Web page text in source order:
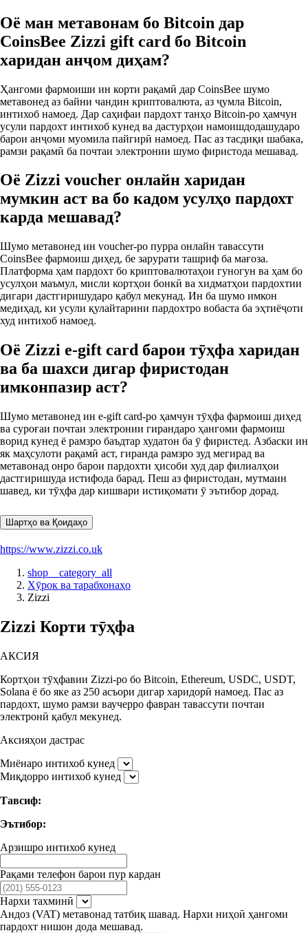
Оё ман метавонам бо Bitcoin дар
CoinsBee Zizzi gift card бо Bitcoin
харидан анҷом диҳам?
Ҳангоми фармоиши ин корти рақамӣ дар CoinsBee шумо
метавонед аз байни чандин криптовалюта, аз ҷумла Bitcoin,
интихоб намоед. Дар саҳифаи пардохт танҳо Bitcoin‑ро ҳамчун
усули пардохт интихоб кунед ва дастурҳои намоишдодашударо
барои анҷоми муомила пайгирӣ намоед. Пас аз тасдиқи шабака,
рамзи рақамӣ ба почтаи электронии шумо фиристода мешавад.
Оё Zizzi voucher онлайн харидан
мумкин аст ва бо кадом усулҳо пардохт
карда мешавад?
Шумо метавонед ин voucher‑ро пурра онлайн тавассути
CoinsBee фармоиш диҳед, бе зарурати ташриф ба мағоза.
Платформа ҳам пардохт бо криптовалютаҳои гуногун ва ҳам бо
усулҳои маъмул, мисли кортҳои бонкӣ ва хидматҳои пардохтии
дигари дастгиришударо қабул мекунад. Ин ба шумо имкон
медиҳад, ки усули қулайтарини пардохтро вобаста ба эҳтиёҷоти
худ интихоб намоед.
Оё Zizzi e‑gift card барои тӯҳфа харидан
ва ба шахси дигар фиристодан
имконпазир аст?
Шумо метавонед ин e‑gift card‑ро ҳамчун тӯҳфа фармоиш диҳед
ва суроғаи почтаи электронии гирандаро ҳангоми фармоиш
ворид кунед ё рамзро баъдтар худатон ба ӯ фиристед. Азбаски ин
як маҳсулоти рақамӣ аст, гиранда рамзро зуд мегирад ва
метавонад онро барои пардохти ҳисоби худ дар филиалҳои
дастгиришуда истифода барад. Пеш аз фиристодан, мутмаин
шавед, ки тӯҳфа дар кишвари истиқомати ӯ эътибор дорад.
Шартҳо ва Қоидаҳо
https://www.zizzi.co.uk
shop__category_all
Хӯрок ва тарабхонаҳо
Zizzi
Zizzi Корти тӯҳфа
АКСИЯ
Кортҳои тӯҳфавии Zizzi-ро бо Bitcoin, Ethereum, USDC, USDT,
Solana ё бо яке аз 250 асъори дигар харидорӣ намоед. Пас аз
пардохт, шумо рамзи ваучерро фавран тавассути почтаи
электронӣ қабул мекунед.
Аксияҳои дастрас
Миёнаро интихоб кунед
Миқдорро интихоб кунед
Тавсиф:
Эътибор:
Арзишро интихоб кунед
Рақами телефон барои пур кардан
Нархи тахминӣ
Андоз (VAT) метавонад татбиқ шавад. Нархи ниҳоӣ ҳангоми
пардохт нишон дода мешавад.